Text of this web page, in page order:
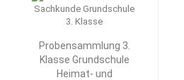
Probensammlung 3.
Klasse Grundschule
Heimat- und